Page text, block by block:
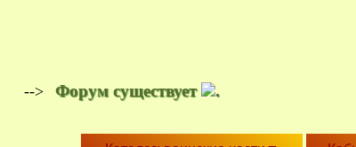
--> Форум существует .